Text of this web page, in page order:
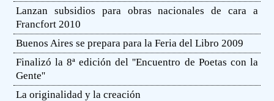
Lanzan subsidios para obras nacionales de cara a
Francfort 2010
Buenos Aires se prepara para la Feria del Libro 2009
Finalizó la 8ª edición del ''Encuentro de Poetas con la
Gente''
La originalidad y la creación